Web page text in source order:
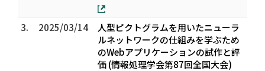
3. 2025/03/14
人型ピクトグラムを用いたニューラ
ルネットワークの仕組みを学ぶため
のWebアプリケーションの試作と評
価 (情報処理学会第87回全国大会)